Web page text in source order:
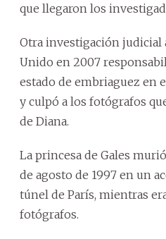
que llegaron los
Otra investigación judicial
Unido en 2007
estado de embriaguez en
y culpó a los fotógrafos
de Diana.
La princesa de Gales
de agosto de 1997 en un
túnel de París, mientras
fotógrafos.